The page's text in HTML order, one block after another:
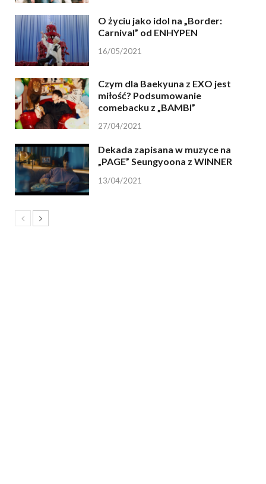
O życiu jako idol na „Border:
Carnival” od ENHYPEN
16/05/2021
Czym dla Baekyuna z EXO jest
miłość? Podsumowanie
comebacku z „BAMBI”
27/04/2021
Dekada zapisana w muzyce na
„PAGE” Seungyoona z WINNER
13/04/2021